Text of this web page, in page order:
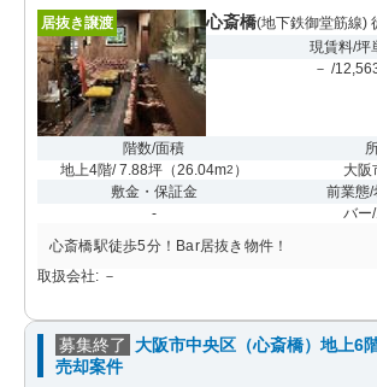
居抜き譲渡 心斎橋(地下鉄御堂筋線)
現賃料/坪
－ /
階数/面積
地上4階/ 7.88坪（26.04m2 ）
大阪
敷金・保証金
-
前業態/
バー
心斎橋駅徒歩5分！Bar居抜き物件！
取扱会社: －
募集終了
大阪市中央区（心斎橋）地上6
売却案件